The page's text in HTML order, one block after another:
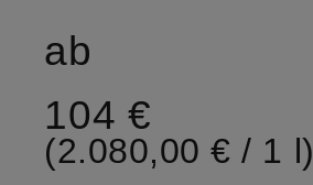
ab
104 €
(2.080,00 € / 1 l)